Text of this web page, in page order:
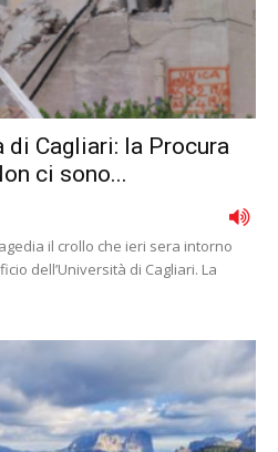
di Cagliari: la Procura
ci sono...
il crollo che ieri sera intorno
dell’Università di Cagliari. La